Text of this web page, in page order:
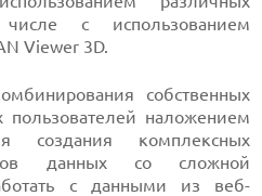
с использованием
Viewer 3D.
собственных
наложением
создания комплексных
данных со сложной
с данными из веб-